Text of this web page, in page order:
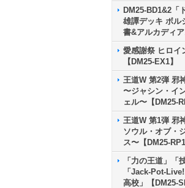
DM25-BD1&2「
雄譚デッキ ボル
書&アルカディア
愛感謝祭 ヒロイ
【DM25-EX1】
王道W 第2弾 邪
〜ジャシン・イ
ェル〜【DM25-
王道W 第1弾 邪
ソウル・オブ・
ス〜【DM25-RP1
「力の王道」「
「Jack-Pot-
高校」【DM25-